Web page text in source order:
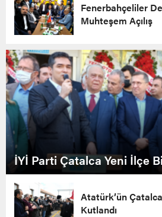
Fenerbahçeliler
Muhteşem Açılış
İYİ Parti Çatalca Yeni İlçe
Atatürk’ün
Kutlandı